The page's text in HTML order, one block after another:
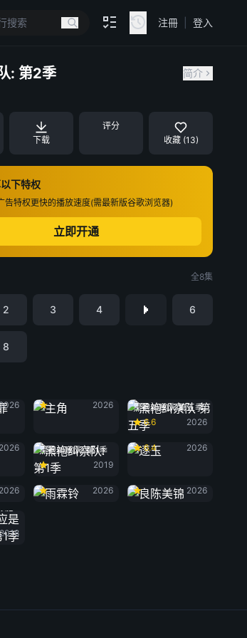
注冊 登入
: 第2季
简介
下载
评分
收藏 (13)
下特权
告特权更快的播放速度(需最新版谷歌浏览器)
立即开通
全8集
2 3 4 6
8
2026
黑袍纠察队 第五季
6.6
2026
2026
黑袍纠察队: 第1季
2019
逐玉
6.4
2026
2026
雨霖铃
2026
2026
2018